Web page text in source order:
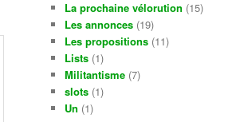
La prochaine vélorution (15)
Les annonces (19)
Les propositions (11)
Lists (1)
Militantisme (7)
slots (1)
Un (1)